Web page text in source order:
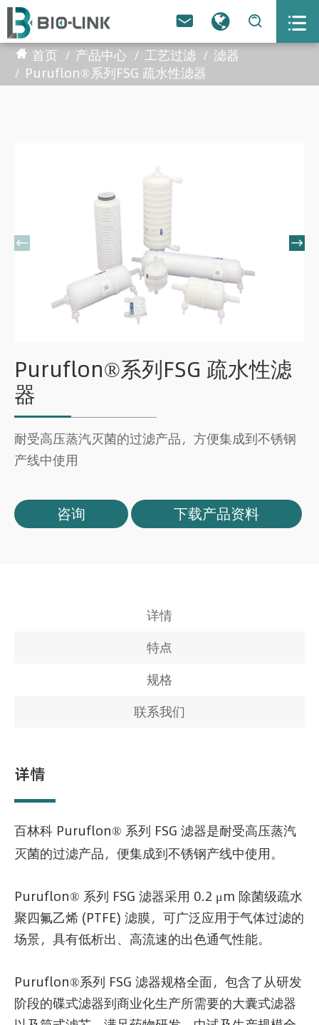
  
首页 产品中心 工艺过滤
滤器
Puruflon®系列FSG 疏水性滤器
 
Puruflon®系列FSG 疏水性滤
器
耐受高压蒸汽灭菌的过滤产品，方便集成到不锈钢
产线中使用
咨询 下载产品资料
详情
特点
规格
联系我们
详情
百林科 Puruflon® 系列 FSG 滤器是耐受高压蒸汽
灭菌的过滤产品，便集成到不锈钢产线中使用。
Puruflon® 系列 FSG 滤器采用 0.2 μm 除菌级疏水
聚四氟乙烯 (PTFE) 滤膜，可广泛应用于气体过滤的
场景，具有低析出、高流速的出色通气性能。
Puruflon®系列 FSG 滤器规格全面，包含了从研发
阶段的碟式滤器到商业化生产所需要的大囊式滤器